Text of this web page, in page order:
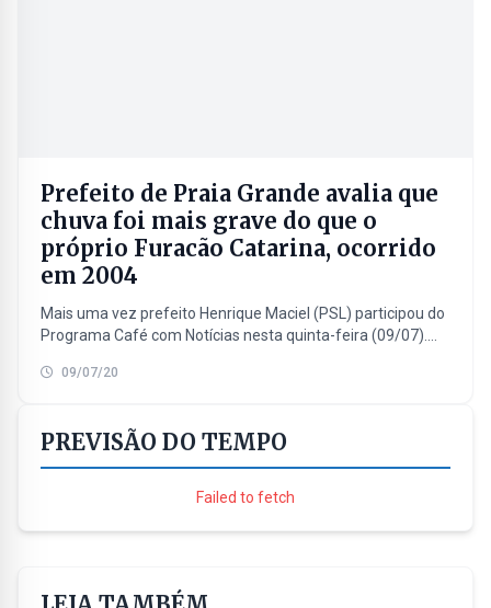
Prefeito de Praia Grande avalia que
chuva foi mais grave do que o
próprio Furacão Catarina, ocorrido
em 2004
Mais uma vez prefeito Henrique Maciel (PSL) participou do
Programa Café com Notícias nesta quinta-feira (09/07).
09/07/20
PREVISÃO DO TEMPO
Failed to fetch